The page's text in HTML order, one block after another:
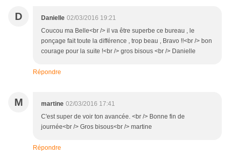
D Danielle 02/03/2016 19:21
Coucou ma Belle<br /> il va être superbe ce bureau , le
ponçage fait toute la différence , trop beau , Bravo !!<br /> bon
courage pour la suite !<br /> gros bisous <br /> Danielle
Répondre
M martine 02/03/2016 17:41
C'est super de voir ton avancée. <br /> Bonne fin de
journée<br /> Gros bisous<br /> martine
Répondre